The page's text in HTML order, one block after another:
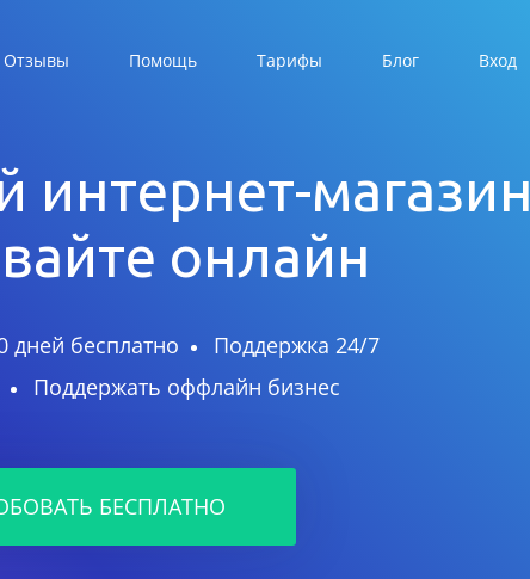
Отзывы Помощь Тарифы Блог Вход
интернет-магазин
онлайн
дней бесплатно
Поддержка 24/7
Поддержать оффлайн бизнес
БЕСПЛАТНО